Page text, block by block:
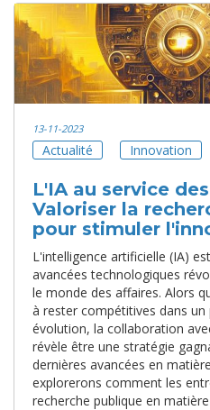
13-11-2023
Actualité Innovation
L'IA au service
Valoriser la
pour stimuler
L'intelligence artificielle (IA)
avancées technologiques
le monde des affaires. Alors
à rester compétitives dans
évolution, la collaboration
révèle être une stratégie
dernières avancées en
explorerons comment les
recherche publique en